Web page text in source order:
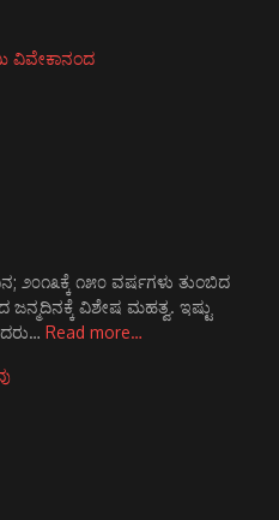
ವಿವೇಕಾನಂದ
೨೦೧೩ಕ್ಕೆ ೧೫೦ ವರ್ಷಗಳು ತುಂಬಿದ
ವಿಶೇಷ ಮಹತ್ವ. ಇಷ್ಟು
Read more…